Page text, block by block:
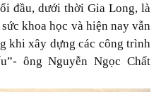
đầu, dưới thời Gia Long, là
khoa học và hiện nay vẫn
khi xây dựng các công trình
ông Nguyễn Ngọc Chất